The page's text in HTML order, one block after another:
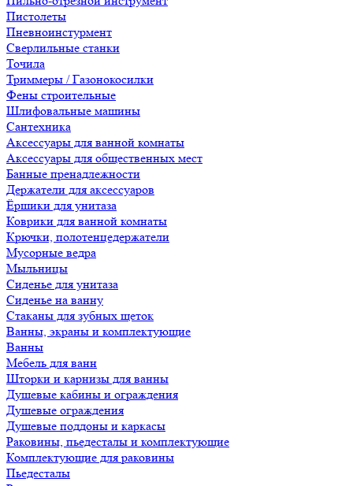
Пистолеты
Пневноинстурмент
Сверлильные станки
Точила
Триммеры / Газонокосилки
Фены строительные
Шлифовальные машины
Сантехника
Аксессуары для ванной комнаты
Аксессуары для общественных мест
Банные пренадлежности
Держатели для аксессуаров
Ёршики для унитаза
Коврики для ванной комнаты
Крючки, полотенцедержатели
Мусорные ведра
Мыльницы
Сиденье для унитаза
Сиденье на ванну
Стаканы для зубных щеток
Ванны, экраны и комплектующие
Ванны
Мебель для ванн
Шторки и карнизы для ванны
Душевые кабины и ограждения
Душевые ограждения
Душевые поддоны и каркасы
Раковины, пьедесталы и комплектующие
Комплектующие для раковины
Пьедесталы